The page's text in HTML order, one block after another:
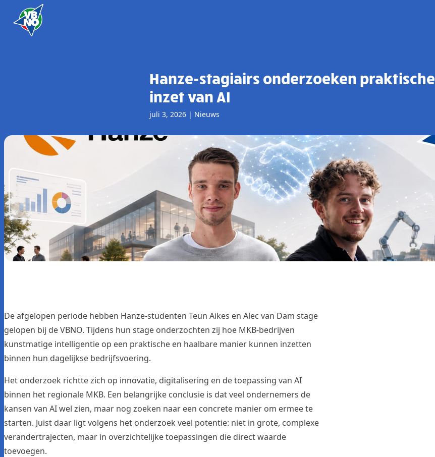
Skip to content
Hanze-stagiairs onderzoeken praktische
inzet van AI
juli 3, 2026 | Nieuws
De afgelopen periode hebben Hanze-studenten Teun Aikes en Alec van Dam stage
gelopen bij de VBNO. Tijdens hun stage onderzochten zij hoe MKB-bedrijven
kunstmatige intelligentie op een praktische en haalbare manier kunnen inzetten
binnen hun dagelijkse bedrijfsvoering.
Het onderzoek richtte zich op innovatie, digitalisering en de toepassing van AI
binnen het regionale MKB. Een belangrijke conclusie is dat veel ondernemers de
kansen van AI wel zien, maar nog zoeken naar een concrete manier om ermee te
starten. Juist daar ligt volgens het onderzoek veel potentie: niet in grote, complexe
verandertrajecten, maar in overzichtelijke toepassingen die direct waarde
toevoegen.